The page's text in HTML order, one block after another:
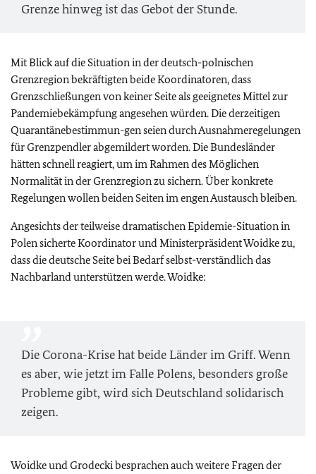
Grenze hinweg ist das Gebot der Stunde.
Mit Blick auf die Situation in der deutsch-polnischen
Grenzregion bekräftigten beide Koordinatoren, dass
Grenzschließungen von keiner Seite als geeignetes Mittel zur
Pandemiebekämpfung angesehen würden. Die derzeitigen
Quarantänebestimmun-gen seien durch Ausnahmeregelungen
für Grenzpendler abgemildert worden. Die Bundesländer
hätten schnell reagiert, um im Rahmen des Möglichen
Normalität in der Grenzregion zu sichern. Über konkrete
Regelungen wollen beiden Seiten im engen Austausch bleiben.
Angesichts der teilweise dramatischen Epidemie-Situation in
Polen sicherte Koordinator und Ministerpräsident Woidke zu,
dass die deutsche Seite bei Bedarf selbst-verständlich das
Nachbarland unterstützen werde. Woidke:
Die Corona-Krise hat beide Länder im Griff. Wenn
es aber, wie jetzt im Falle Polens, besonders große
Probleme gibt, wird sich Deutschland solidarisch
zeigen.
Woidke und Grodecki besprachen auch weitere Fragen der